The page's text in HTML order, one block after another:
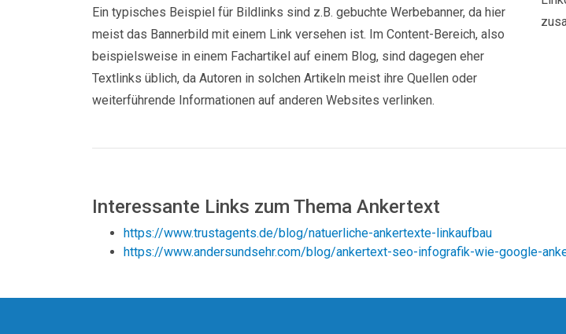
Ein typisches Beispiel für Bildlinks sind z.B. gebuchte Werbebanner, da hier
meist das Bannerbild mit einem Link versehen ist. Im Content-Bereich, also
beispielsweise in einem Fachartikel auf einem Blog, sind dagegen eher
Textlinks üblich, da Autoren in solchen Artikeln meist ihre Quellen oder
weiterführende Informationen auf anderen Websites verlinken.
Interessante Links zum Thema Ankertext
https://www.trustagents.de/blog/natuerliche-ankertexte-linkaufbau
https://www.andersundsehr.com/blog/ankertext-seo-infografik-wie-google-